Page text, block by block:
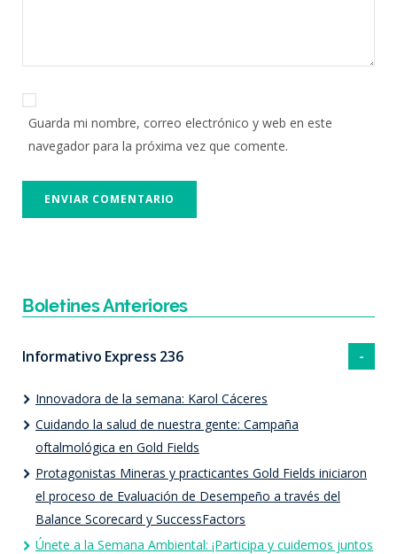
Guarda mi nombre, correo electrónico y web en este
navegador para la próxima vez que comente.
Boletines Anteriores
Informativo Express 236
Innovadora de la semana: Karol Cáceres
Cuidando la salud de nuestra gente: Campaña
oftalmológica en Gold Fields
Protagonistas Mineras y practicantes Gold Fields iniciaron
el proceso de Evaluación de Desempeño a través del
Balance Scorecard y SuccessFactors
Únete a la Semana Ambiental: ¡Participa y cuidemos juntos